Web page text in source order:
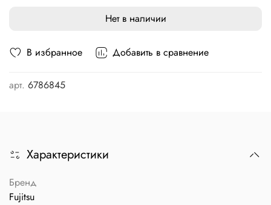
В избранное Добавить в сравнение
арт. 6786845
Нет в наличии
Характеристики
Бренд
Fujitsu